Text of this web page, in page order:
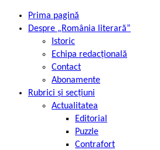
Prima pagină
Despre „România literară”
Istoric
Echipa redacțională
Contact
Abonamente
Rubrici și secțiuni
Actualitatea
Editorial
Puzzle
Contrafort